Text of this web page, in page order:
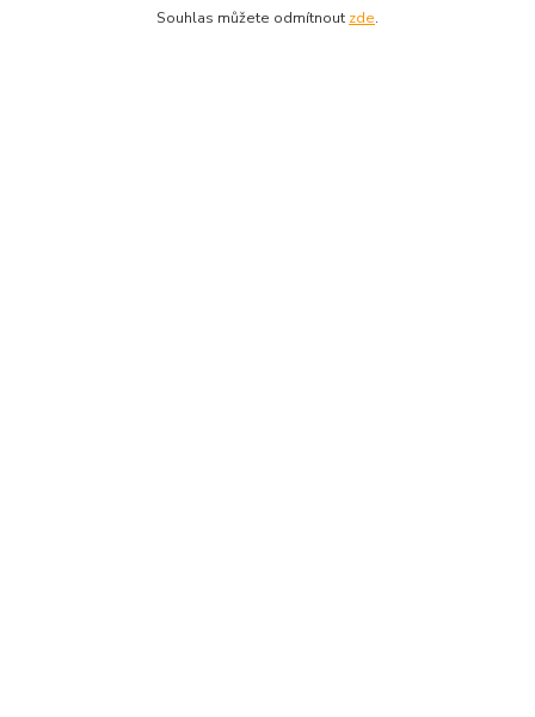
Souhlas můžete odmítnout zde.